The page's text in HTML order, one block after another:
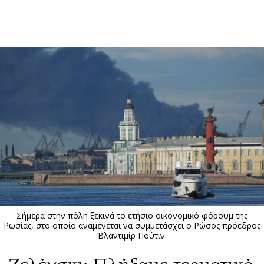
ΣΥΝΔΕΣΗ
Παιδεία
Υγεία
Πολιτική
Βουλευτικές 2026
Εκλογές 2024
Προεδρικές 2023
Διπλωματία
Αρθρογραφία
The Hill
Υγεία
Αγγελίες
Ενοικιάζονται
Πωλούνται
Ζητούν εργασία
Σήμερα στην πόλη ξεκινά το ετήσιο οικονομικό φόρουμ της
Ρωσίας, στο οποίο αναμένεται να συμμετάσχει ο Ρώσος πρόεδρος
Βλαντιμίρ Πούτιν.